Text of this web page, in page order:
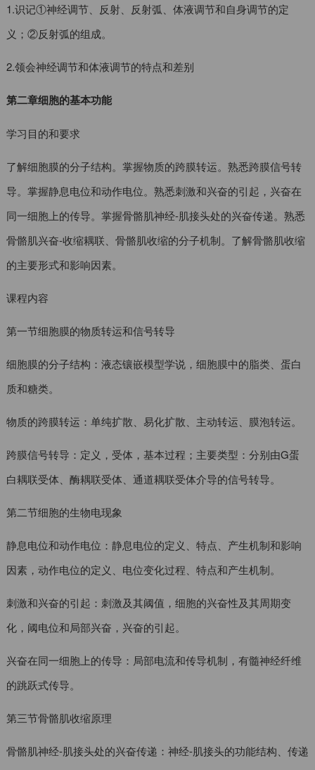
1.识记①神经调节、反射、反射弧、体液调节和自身调节的定
义；②反射弧的组成。
2.领会神经调节和体液调节的特点和差别
第二章细胞的基本功能
学习目的和要求
了解细胞膜的分子结构。掌握物质的跨膜转运。熟悉跨膜信号转
导。掌握静息电位和动作电位。熟悉刺激和兴奋的引起，兴奋在
同一细胞上的传导。掌握骨骼肌神经-肌接头处的兴奋传递。熟悉
骨骼肌兴奋-收缩耦联、骨骼肌收缩的分子机制。了解骨骼肌收缩
的主要形式和影响因素。
课程内容
第一节细胞膜的物质转运和信号转导
细胞膜的分子结构：液态镶嵌模型学说，细胞膜中的脂类、蛋白
质和糖类。
物质的跨膜转运：单纯扩散、易化扩散、主动转运、膜泡转运。
跨膜信号转导：定义，受体，基本过程；主要类型：分别由G蛋
白耦联受体、酶耦联受体、通道耦联受体介导的信号转导。
第二节细胞的生物电现象
静息电位和动作电位：静息电位的定义、特点、产生机制和影响
因素，动作电位的定义、电位变化过程、特点和产生机制。
刺激和兴奋的引起：刺激及其阈值，细胞的兴奋性及其周期变
化，阈电位和局部兴奋，兴奋的引起。
兴奋在同一细胞上的传导：局部电流和传导机制，有髓神经纤维
的跳跃式传导。
第三节骨骼肌收缩原理
骨骼肌神经-肌接头处的兴奋传递：神经-肌接头的功能结构、传递